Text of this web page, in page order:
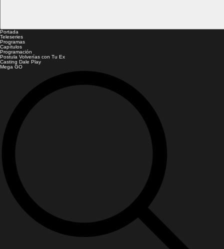
Portada
Teleseries
Programas
Capítulos
Programación
Postula Volverías con Tu Ex
Casting Dale Play
Mega GO